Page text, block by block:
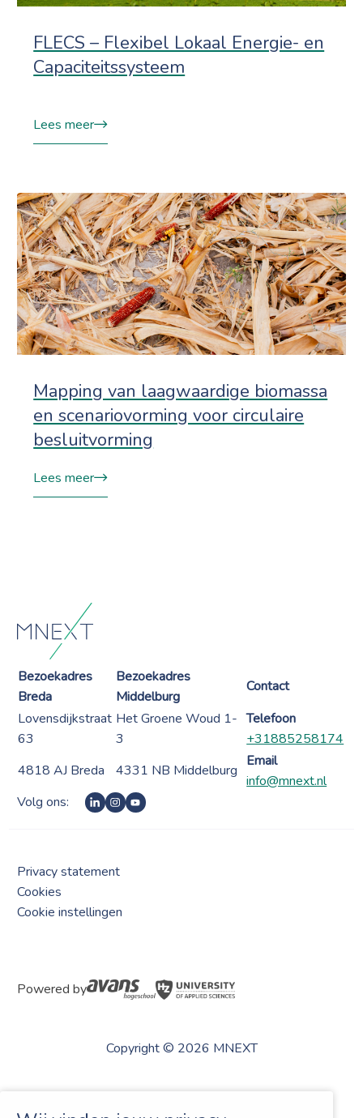
FLECS – Flexibel Lokaal Energie- en
Capaciteitssysteem
Lees meer
Mapping van laagwaardige biomassa
en scenariovorming voor circulaire
besluitvorming
Lees meer
Bezoekadres
Breda
Bezoekadres
Middelburg
Contact
Lovensdijkstraat
63
Het Groene Woud 1-
3
Telefoon
+31885258174
4818 AJ Breda
4331 NB Middelburg
Email
info@mnext.nl
Volg ons:
Copyright © 2026 MNEXT
Powered by
Privacy statement
Cookies
Cookie instellingen